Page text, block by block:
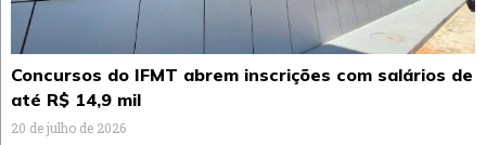
Concursos do IFMT abrem inscrições com salários de
até R$ 14,9 mil
20 de julho de 2026